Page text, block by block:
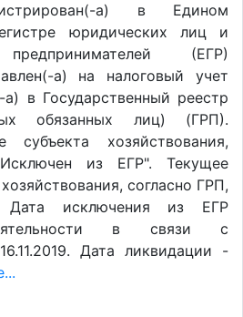
а) в Едином
юридических лиц и
(ЕГР)
a) на налоговый учет
a) в Государственный реестр
обязанных лиц) (ГРП).
субъекта хозяйствования,
из ЕГР". Текущее
согласно ГРП,
Дата исключения из ЕГР
в связи с
Дата ликвидации -